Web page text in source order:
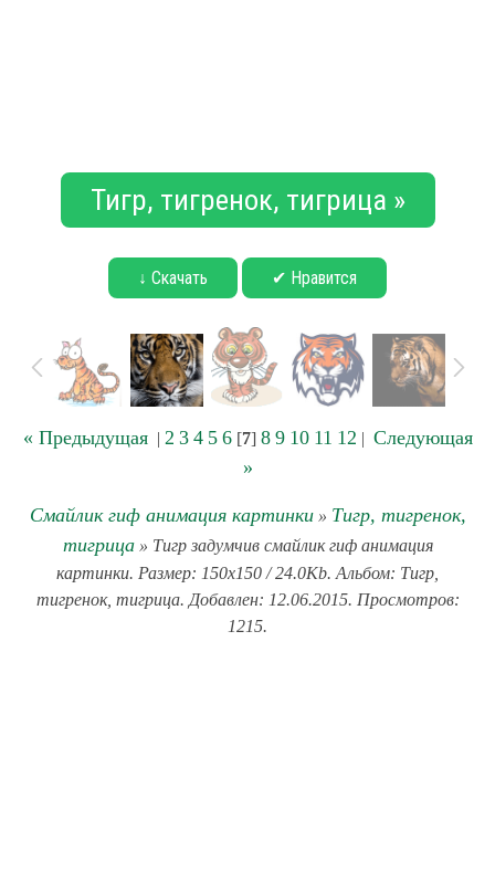
Тигр, тигренок, тигрица »
↓ Скачать ✔ Нравится
« Предыдущая| 2 3 4 5 6[7] 8 9 10 11 12 | Следующая
»
Смайлик гиф анимация картинки» Тигр, тигренок,
тигрица» Тигр задумчив смайлик гиф анимация
картинки. Размер: 150x150 / 24.0Kb. Альбом: Тигр,
тигренок, тигрица. Добавлен: 12.06.2015. Просмотров:
1215.